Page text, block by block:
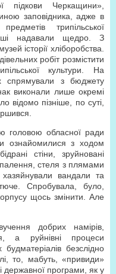
підкови Черкащини»,
заповідника, адже в
трипільської
надавали щедро. З
історії хліборобства.
робіт розмістити
культури. На
спрямували з бюджету
виконали лише окремі
відомо пізніше, по суті,
головою обласної ради
ознайомилися з ходом
стіни, зруйновані
стеля з плямами
вандали та
Спробувала, було,
щось змінити. Але
добрих намірів,
а руйнівні процеси
безслідно
то, мабуть, «привиди»
державної програми, як у